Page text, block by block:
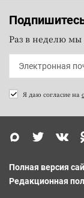
Раз в неделю
Я даю согласие на
Полная версия
Редакционная